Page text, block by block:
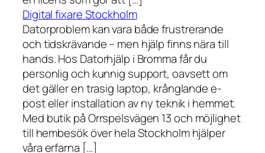
Digital fixare Stockholm
Datorproblem kan vara både frustrerande
och tidskrävande – men hjälp finns nära till
hands. Hos Datorhjälp i Bromma får du
personlig och kunnig support, oavsett om
det gäller en trasig laptop, krånglande e-
post eller installation av ny teknik i hemmet.
Med butik på Orrspelsvägen 13 och möjlighet
till hembesök över hela Stockholm hjälper
våra erfarna […]